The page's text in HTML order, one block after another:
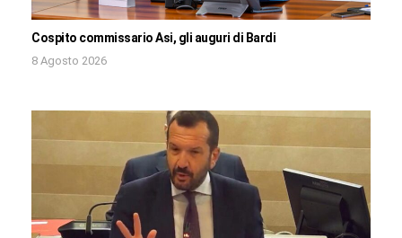
Cospito commissario Asi, gli auguri di Bardi
8 Agosto 2026